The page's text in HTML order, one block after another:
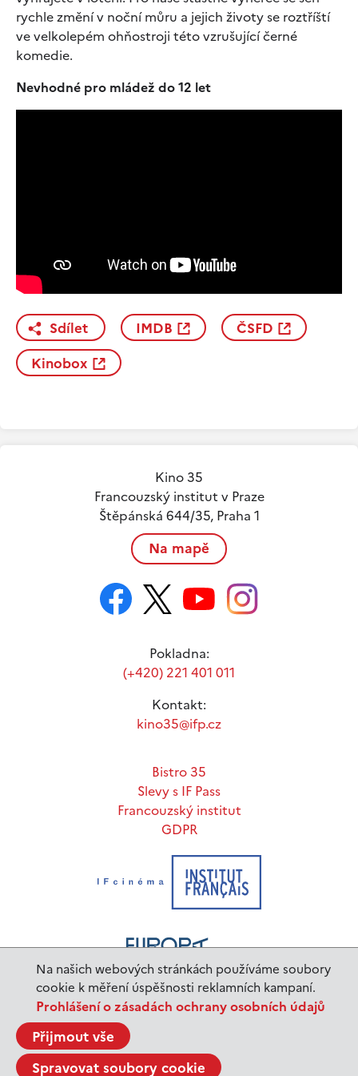
Na našich webových stránkách používáme soubory
cookie k měření úspěšnosti reklamních kampaní.
Prohlášení o zásadách ochrany osobních údajů
Přijmout vše
Spravovat soubory cookie
rychle změní v noční můru a jejich životy se roztříští
ve velkolepém ohňostroji této vzrušující černé
komedie.
Nevhodné pro mládež do 12 let
Sdílet IMDB
ČSFD
Kinobox
Kino 35
Francouzský institut v Praze
Štěpánská 644/35, Praha 1
Na mapě
Pokladna:
(+420) 221 401 011
Kontakt:
kino35@ifp.cz
Bistro 35
Slevy s IF Pass
Francouzský institut
GDPR
© 2023 Institut français de Prague |
code:BurnITdesign:Tajpej Design